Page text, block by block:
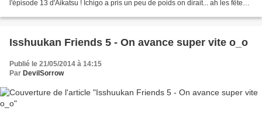
l'épisode 13 d'Aikatsu ! Ichigo a pris un peu de poids on dirait... ah les fêtes...
Isshuukan Friends 5 - On avance super vite o_o
Publié le 21/05/2014 à 14:15
Par DevilSorrow